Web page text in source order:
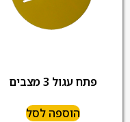
פתח עגול 3 מצבים
הוספה לסל